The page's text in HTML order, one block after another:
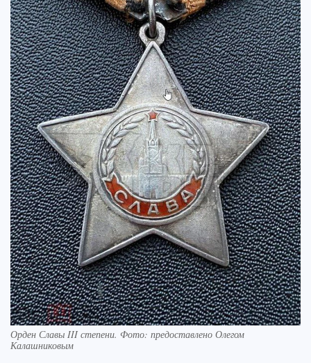
Орден Славы III степени. Фото: предоставлено Олегом
Калашниковым